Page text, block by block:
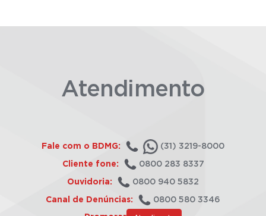
Atendimento
Fale com o BDMG: (31) 3219-8000
Cliente fone: 0800 283 8337
Ouvidoria: 0800 940 5832
Canal de Denúncias: 0800 580 3346